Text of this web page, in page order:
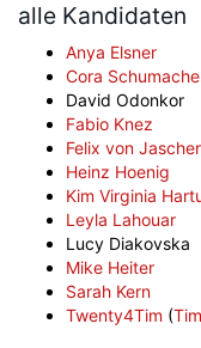
alle Kandidaten
Anya Elsner
Cora
David Odonkor
Fabio Knez
Felix von
Heinz Hoenig
Kim Virginia
Leyla Lahouar
Lucy Diakovska
Mike Heiter
Sarah Kern
Twenty4Tim (